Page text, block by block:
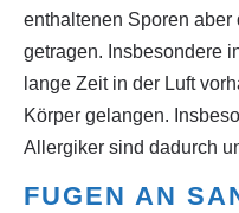
enthaltenen Sporen
getragen. Insbesondere
lange Zeit in der Luft
Körper gelangen.
Allergiker sind dadurch
FUGEN AN